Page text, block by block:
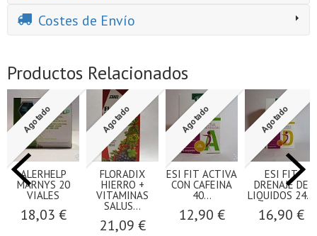
Costes de Envío
Productos Relacionados
Agotado
ALERHELP
MARNYS 20
VIALES
18,03 €
Agotado
FLORADIX
HIERRO +
VITAMINAS
SALUS...
21,09 €
Agotado
ESI FIT ACTIVA
CON CAFEINA
40...
12,90 €
Agotado
ESI FIT
DRENAJE DE
LIQUIDOS 24...
16,90 €